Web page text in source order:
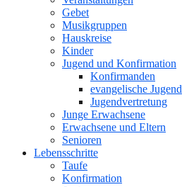
Gebet
Musikgruppen
Hauskreise
Kinder
Jugend und Konfirmation
Konfirmanden
evangelische Jugend
Jugendvertretung
Junge Erwachsene
Erwachsene und Eltern
Senioren
Lebensschritte
Taufe
Konfirmation